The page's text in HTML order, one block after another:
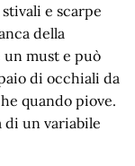
e scarpe
della
un must e può
di occhiali da
quando piove.
di un variabile